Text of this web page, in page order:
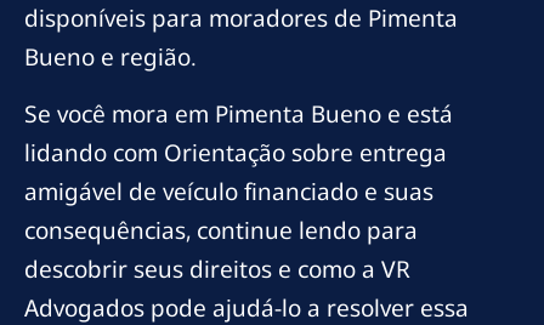
disponíveis para moradores de Pimenta
Bueno e região.
Se você mora em Pimenta Bueno e está
lidando com Orientação sobre entrega
amigável de veículo financiado e suas
consequências, continue lendo para
descobrir seus direitos e como a VR
Advogados pode ajudá-lo a resolver essa